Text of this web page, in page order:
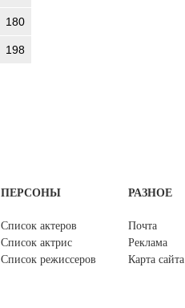
180
198
ПЕРСОНЫ
Список актеров
Список актрис
Список режиссеров
РАЗНОЕ
Почта
Реклама
Карта сайта